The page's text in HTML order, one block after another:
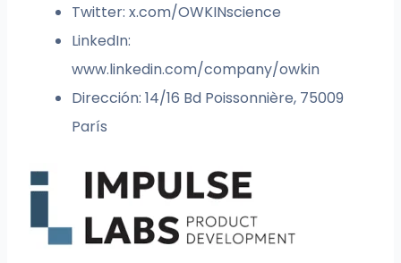
Twitter: x.com/OWKINscience
LinkedIn:
www.linkedin.com/company/owkin
Dirección: 14/16 Bd Poissonnière, 75009
París